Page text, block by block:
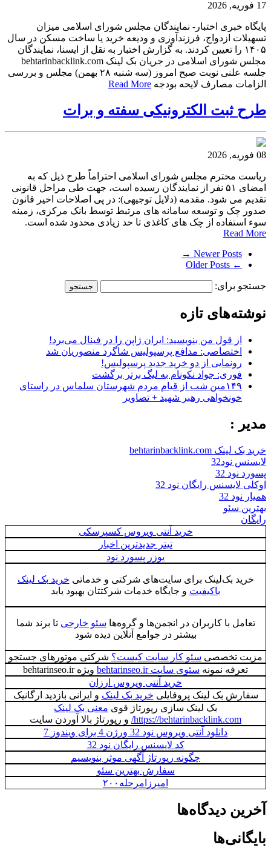
17 فوریه, 2026
پایگاه خبری اختبار- نمایندگان مجلس شورای اسلامی میزان
تسهیلات ازدواج، فرزندآوری و ودیعه خرید یا ساخت مسکن در سال
۱۴۰۵ را تعیین کردند. به گزارش اختبار به نقل از ایسنا، نمایندگان
مجلس شورای اسلامی در جریان بک لینک behtarinbacklink.com
جلسه علنی نوبت صبح امروز (سه شنبه ۲۸ بهمن) مجلس و بررسی
الزامات مصارف لایحه بودجه Read More
طرح ثبت الکترونیکی سفته و برات
08 فوریه, 2026
ریاست محترم مجلس شورای اسلامی احتراماً طرح ذیل که به
امضای ۵۱ نفر از نمایندگان رسیده است، جهت طی مراحل قانونی
تقدیم می شود. مقدمه (دلایل توجیهی): در پی اصلاحات اخیر قانون
صدور چک و توسعه سامانه های مرتبط توسط بانک مرکزی، زمینه
سوء استفاده از چک های کاغذی تا حد زیادی محدود شده است.
Read More
Newer Posts →
← Older Posts
جستجو برای:
نوشته‌های تازه
از قول من بنویسید: ایران ژاپن را در فینال می‌برد!
اختصاصی: مدافع پرسپولیس شاگرد منصوریان شد
رونمایی از دو خرید جدید پرسپولیس!
فوری: جواد نکونام به لیگ برتر برگشت
۱۴۹مین شب از قیام مردم شهرستان سلماس در راستای
خونخواهی رهبر شهید + تصاویر
مدیر :
خرید بک لینک behtarinbacklink.com
لایسنس نود32
پسورد نود 32
اوکلی لایسنس رایگان نود 32
همیار نود 32
بهترین سئو
رایگان
خرید آنتی ویروس کسپرسکی
تیتر جدیدترین اخبار
یوزر پسورد نود
خرید بک‌لینک برای سایت‌های شرکتی و خدماتی خرید بک لینک
باکیفیت و جایگاه خدمات شرکتتان بهبود یابد
تعامل با کاربران در انجمن‌ها و گروه‌ها سئو خارحی تا برند شما
بیشتر در جوامع آنلاین دیده شود
مزیت تخصصی سئو کار سایت کیست؟ شرکتی موتورهای جستجو
تعرفه نمونه سئوی سایت behtarinseo.ir
ویژه behtarinseo.ir
خرید آنتی ویروس ارزان
سفارش بک لینک پروفایلی خرید بک لینک و ایرانی بازدید ارگانیک
بک لینک سازی رپورتاژ قوی معنی بک لینک
https://behtarinbacklink.com/ و رپورتاژ بالا آوردن سایت
دانلود آنتی ویروس نود 32 ورژن 4 برای ویندوز 7
کد لایسنس رایگان نود 32
چگونه رپورتاژ آگهی موثر بنویسیم
سفارش بهترین سئو
امیرزامرحله۲۰۰
آخرین دیدگاه‌ها
بایگانی‌ها